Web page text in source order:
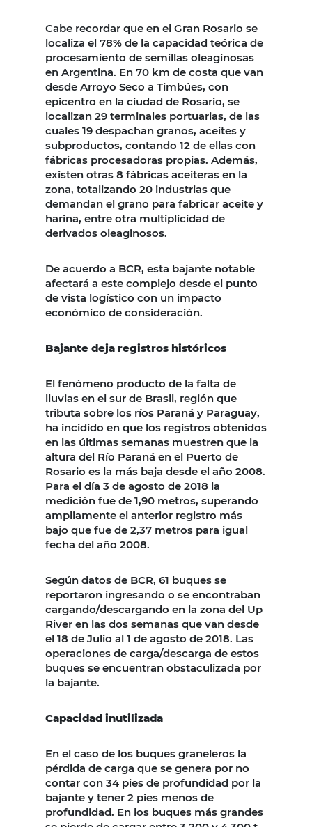
Cabe recordar que en el Gran Rosario se
localiza el 78% de la capacidad teórica de
procesamiento de semillas oleaginosas
en Argentina. En 70 km de costa que van
desde Arroyo Seco a Timbúes, con
epicentro en la ciudad de Rosario, se
localizan 29 terminales portuarias, de las
cuales 19 despachan granos, aceites y
subproductos, contando 12 de ellas con
fábricas procesadoras propias. Además,
existen otras 8 fábricas aceiteras en la
zona, totalizando 20 industrias que
demandan el grano para fabricar aceite y
harina, entre otra multiplicidad de
derivados oleaginosos.
De acuerdo a BCR, esta bajante notable
afectará a este complejo desde el punto
de vista logístico con un impacto
económico de consideración.
Bajante deja registros históricos
El fenómeno producto de la falta de
lluvias en el sur de Brasil, región que
tributa sobre los ríos Paraná y Paraguay,
ha incidido en que los registros obtenidos
en las últimas semanas muestren que la
altura del Río Paraná en el Puerto de
Rosario es la más baja desde el año 2008.
Para el día 3 de agosto de 2018 la
medición fue de 1,90 metros, superando
ampliamente el anterior registro más
bajo que fue de 2,37 metros para igual
fecha del año 2008.
Según datos de BCR, 61 buques se
reportaron ingresando o se encontraban
cargando/descargando en la zona del Up
River en las dos semanas que van desde
el 18 de Julio al 1 de agosto de 2018. Las
operaciones de carga/descarga de estos
buques se encuentran obstaculizada por
la bajante.
Capacidad inutilizada
En el caso de los buques graneleros la
pérdida de carga que se genera por no
contar con 34 pies de profundidad por la
bajante y tener 2 pies menos de
profundidad. En los buques más grandes